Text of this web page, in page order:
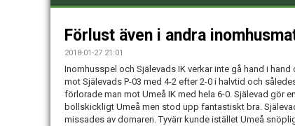
Förlust även i andra
2018-01-27 21:01
Inomhusspel och Själevads IK verkar inte gå hand i
mot Själevads P-03 med 4-2 efter 2-0 i halvtid och
förlorade man mot Umeå IK med hela 6-0. Själevad gör
bollskickligt Umeå men stod upp fantastiskt bra.
missades av domaren. Tyvärr kunde istället Umeå